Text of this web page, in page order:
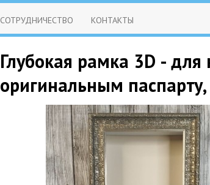
СОТРУДНИЧЕСТВО КОНТАКТЫ
Глубокая рамка 3D -
оригинальным